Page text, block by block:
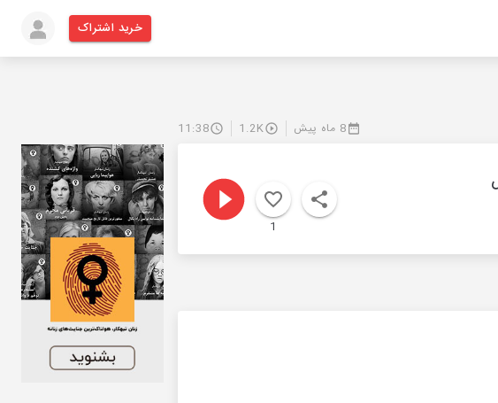
خرید اشتراک
8 ماه پیش 1.2K
11:38
1